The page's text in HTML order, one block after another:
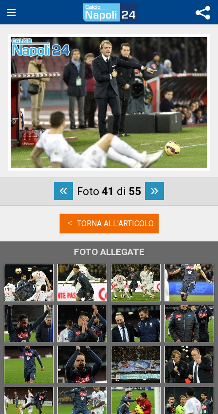
« Foto 41 di 55 »
< TORNA ALL'ARTICOLO
FOTO ALLEGATE